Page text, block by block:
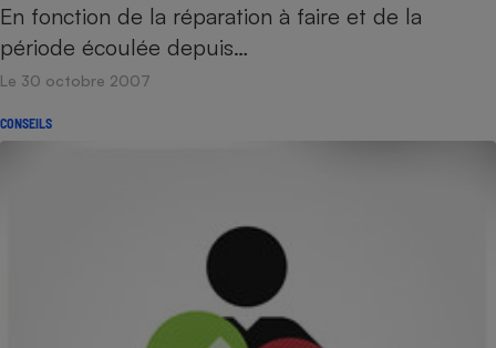
En fonction de la réparation à faire et de la
période écoulée depuis…
Le 30 octobre 2007
CONSEILS